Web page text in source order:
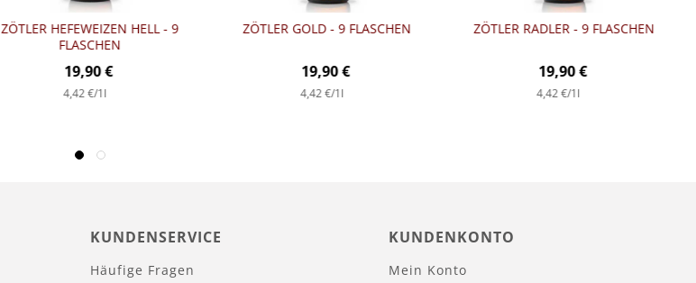
ZÖTLER HEFEWEIZEN HELL - 9
FLASCHEN
19,90 €
4,42 €/1l
ZÖTLER GOLD - 9 FLASCHEN
19,90 €
4,42 €/1l
ZÖTLER RADLER - 9 FLASCHEN
19,90 €
4,42 €/1l
KUNDENSERVICE
Häufige Fragen
KUNDENKONTO
Mein Konto